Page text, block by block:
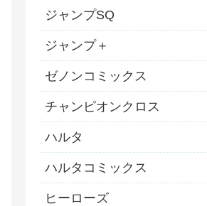
ジャンプSQ
ジャンプ＋
ゼノンコミックス
チャンピオンクロス
ハルタ
ハルタコミックス
ヒーローズ